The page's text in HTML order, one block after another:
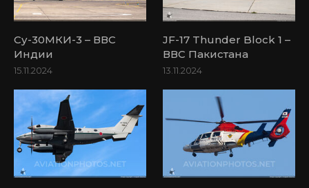
Су-30МКИ-3 – ВВС
Индии
15.11.2024
JF-17 Thunder Block 1 –
ВВС Пакистана
13.11.2024